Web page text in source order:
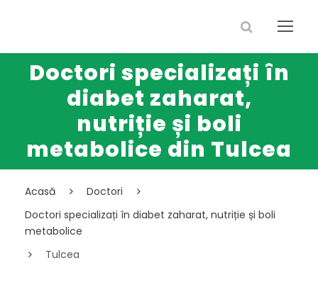
Doctori specializați în
diabet zaharat,
nutriție și boli
metabolice din Tulcea
Acasă
Doctori
Doctori specializați în diabet zaharat, nutriție și boli
metabolice
Tulcea